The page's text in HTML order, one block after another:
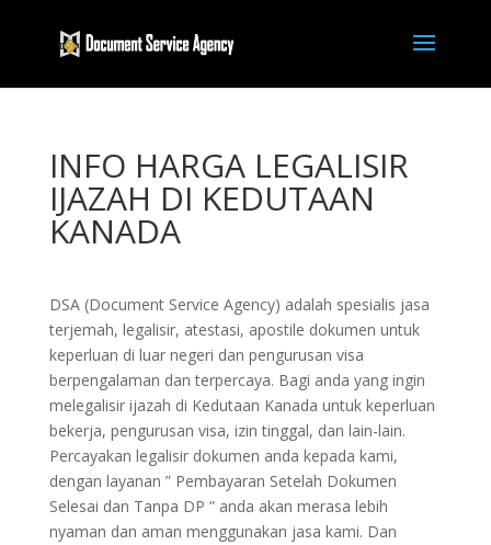
INFO HARGA LEGALISIR
IJAZAH DI KEDUTAAN
KANADA
DSA (Document Service Agency) adalah spesialis jasa
terjemah, legalisir, atestasi, apostile dokumen untuk
keperluan di luar negeri dan pengurusan visa
berpengalaman dan terpercaya. Bagi anda yang ingin
melegalisir ijazah di Kedutaan Kanada untuk keperluan
bekerja, pengurusan visa, izin tinggal, dan lain-lain.
Percayakan legalisir dokumen anda kepada kami,
dengan layanan ” Pembayaran Setelah Dokumen
Selesai dan Tanpa DP ” anda akan merasa lebih
nyaman dan aman menggunakan jasa kami. Dan